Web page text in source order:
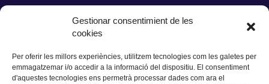
Gestionar consentimient de les
cookies
Per oferir les millors experiències, utilitzem tecnologies com les galetes per
emmagatzemar i/o accedir a la informació del dispositiu. El consentiment
d'aquestes tecnologies ens permetrà processar dades com ara el
Parc Mediterrani de la Tecnologia (PMT)
del Baix Llobregat – UPC
Tel.:+34 93 280 2088
Fax:+34 93 280 6395